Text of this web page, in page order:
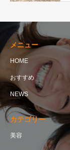
メニュー
HOME
おすすめ
NEWS
カテゴリー
美容